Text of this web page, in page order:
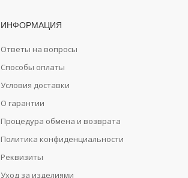
ИНФОРМАЦИЯ
Ответы на вопросы
Способы оплаты
Условия доставки
О гарантии
Процедура обмена и возврата
Политика конфиденциальности
Реквизиты
Уход за изделиями